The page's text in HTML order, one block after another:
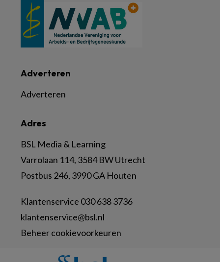
Adres
BSL Media & Learning
Varrolaan 114, 3584 BW Utrecht
Postbus 246, 3990 GA Houten
Klantenservice 030 638 3736
klantenservice@bsl.nl
Beheer cookievoorkeuren
Adverteren
Adverteren